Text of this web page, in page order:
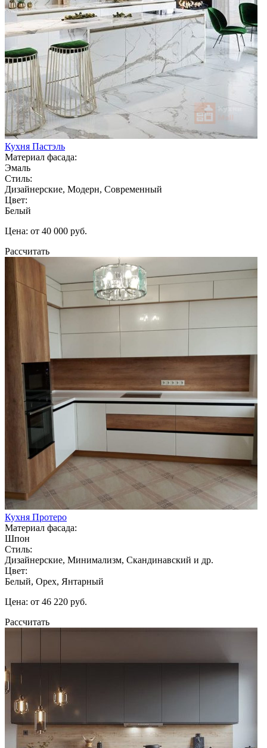
Кухня Пастэль
Материал фасада:
Эмаль
Стиль:
Дизайнерские, Модерн, Современный
Цвет:
Белый
Цена: от 40 000 руб.
Рассчитать
Кухня Протеро
Материал фасада:
Шпон
Стиль:
Дизайнерские, Минимализм, Скандинавский и др.
Цвет:
Белый, Орех, Янтарный
Цена: от 46 220 руб.
Рассчитать